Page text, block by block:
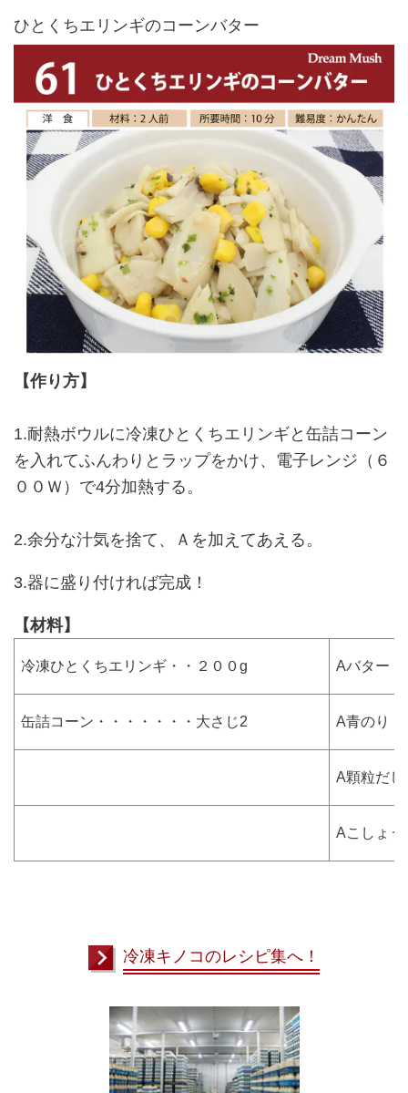
ひとくちエリンギのコーンバター
【作り方】
1.耐熱ボウルに冷凍ひとくちエリンギと缶詰コーン
を入れてふんわりとラップをかけ、電子レンジ（６
００Ｗ）で4分加熱する。
2.余分な汁気を捨て、Ａを加えてあえる。
3.器に盛り付ければ完成！
【材料】
冷凍ひとくちエリンギ・・２００g Aバター
缶詰コーン・・・・・・・大さじ2 A青のり
A顆粒だ
Aこしょ
冷凍キノコのレシピ集へ！